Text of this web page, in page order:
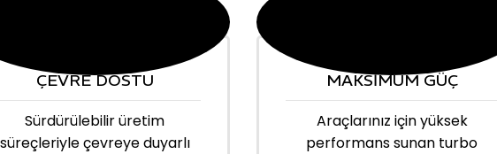
ÇEVRE DOSTU
Sürdürülebilir üretim
süreçleriyle çevreye duyarlı
MAKSİMUM GÜÇ
Araçlarınız için yüksek
performans sunan turbo